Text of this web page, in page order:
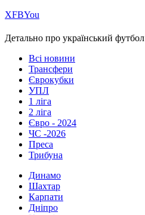
ХFBYou
Детально про український футбол
Всі новини
Трансфери
Єврокубки
УПЛ
1 ліга
2 ліга
Євро - 2024
ЧС -2026
Преса
Трибуна
Динамо
Шахтар
Карпати
Дніпро